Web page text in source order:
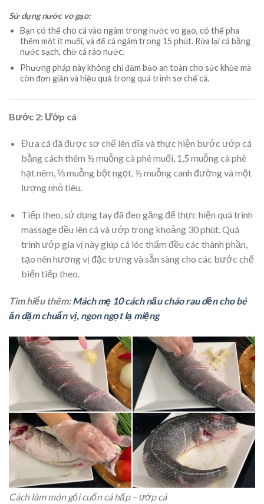
Sử dụng nước vo gạo:
Bạn có thể cho cá vào ngâm trong nước vo gạo, có thể pha
thêm một ít muối, và để cá ngâm trong 15 phút. Rửa lại cá bằng
nước sạch, chờ cá ráo nước.
Phương pháp này không chỉ đảm bảo an toàn cho sức khỏe mà
còn đơn giản và hiệu quả trong quá trình sơ chế cá.
Bước 2: Ướp cá
Đưa cá đã được sơ chế lên dĩa và thực hiện bước ướp cá
bằng cách thêm ½ muỗng cà phê muối, 1,5 muỗng cà phê
hạt nêm, ⅓ muỗng bột ngọt, ½ muỗng canh đường và một
lượng nhỏ tiêu.
Tiếp theo, sử dụng tay đã đeo găng để thực hiện quá trình
massage đều lên cá và ướp trong khoảng 30 phút. Quá
trình ướp gia vị này giúp cá lóc thấm đều các thành phần,
tạo nên hương vị đặc trưng và sẵn sàng cho các bước chế
biến tiếp theo.
Tìm hiểu thêm:Mách mẹ 10 cách nấu cháo rau dền cho bé
ăn dặm chuẩn vị, ngon ngọt lạ miệng
Cách làm món gỏi cuốn cá hấp – ướp cá